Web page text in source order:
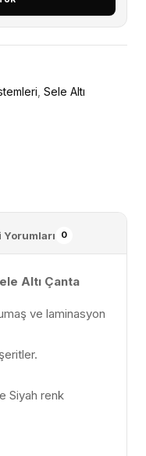
Sele Altı
0
Altı Çanta
ve laminasyon
Siyah renk